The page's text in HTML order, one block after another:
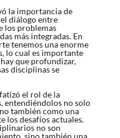
la importancia de
diálogo entre
los problemas
más integradas. En
tenemos una enorme
lo cual es importante
que profundizar,
disciplinas se
el rol de la
entendiéndolos no solo
también como una
los desafíos actuales.
no son
sino también una